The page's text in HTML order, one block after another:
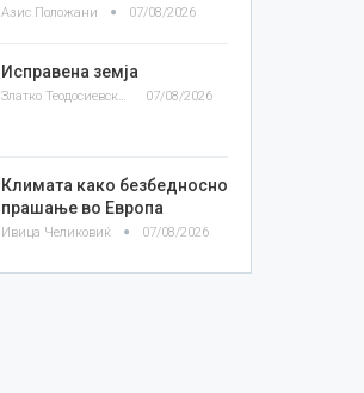
Азис Положани 07/08/2026
Исправена земја
Златко Теодосиевски 07/08/2026
Климата како безбедносно
прашање во Европа
Ивица Челиковиќ 07/08/2026